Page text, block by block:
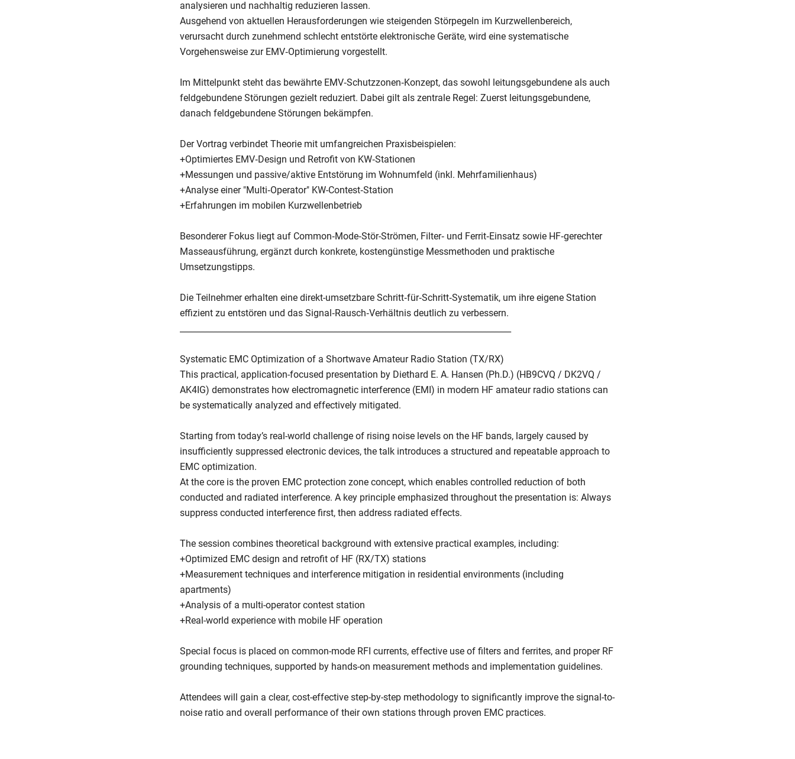
analysieren und nachhaltig reduzieren lassen.
Ausgehend von aktuellen Herausforderungen wie steigenden Störpegeln im Kurzwellenbereich,
verursacht durch zunehmend schlecht entstörte elektronische Geräte, wird eine systematische
Vorgehensweise zur EMV‑Optimierung vorgestellt.
Im Mittelpunkt steht das bewährte EMV‑Schutzzonen‑Konzept, das sowohl leitungsgebundene als auch
feldgebundene Störungen gezielt reduziert. Dabei gilt als zentrale Regel: Zuerst leitungsgebundene,
danach feldgebundene Störungen bekämpfen.
Der Vortrag verbindet Theorie mit umfangreichen Praxisbeispielen:
+Optimiertes EMV‑Design und Retrofit von KW‑Stationen
+Messungen und passive/aktive Entstörung im Wohnumfeld (inkl. Mehrfamilienhaus)
+Analyse einer "Multi‑Operator" KW-Contest‑Station
+Erfahrungen im mobilen Kurzwellenbetrieb
Besonderer Fokus liegt auf Common‑Mode‑Stör-Strömen, Filter‑ und Ferrit‑Einsatz sowie HF‑gerechter
Masseausführung, ergänzt durch konkrete, kostengünstige Messmethoden und praktische
Umsetzungstipps.
Die Teilnehmer erhalten eine direkt-umsetzbare Schritt‑für‑Schritt‑Systematik, um ihre eigene Station
effizient zu entstören und das Signal‑Rausch‑Verhältnis deutlich zu verbessern.
Systematic EMC Optimization of a Shortwave Amateur Radio Station (TX/RX)
This practical, application-focused presentation by Diethard E. A. Hansen (Ph.D.) (HB9CVQ / DK2VQ /
AK4IG) demonstrates how electromagnetic interference (EMI) in modern HF amateur radio stations can
be systematically analyzed and effectively mitigated.
Starting from today’s real-world challenge of rising noise levels on the HF bands, largely caused by
insufficiently suppressed electronic devices, the talk introduces a structured and repeatable approach to
EMC optimization.
At the core is the proven EMC protection zone concept, which enables controlled reduction of both
conducted and radiated interference. A key principle emphasized throughout the presentation is: Always
suppress conducted interference first, then address radiated effects.
The session combines theoretical background with extensive practical examples, including:
+Optimized EMC design and retrofit of HF (RX/TX) stations
+Measurement techniques and interference mitigation in residential environments (including
apartments)
+Analysis of a multi-operator contest station
+Real-world experience with mobile HF operation
Special focus is placed on common-mode RFI currents, effective use of filters and ferrites, and proper RF
grounding techniques, supported by hands-on measurement methods and implementation guidelines.
Attendees will gain a clear, cost-effective step-by-step methodology to significantly improve the signal-to-
noise ratio and overall performance of their own stations through proven EMC practices.